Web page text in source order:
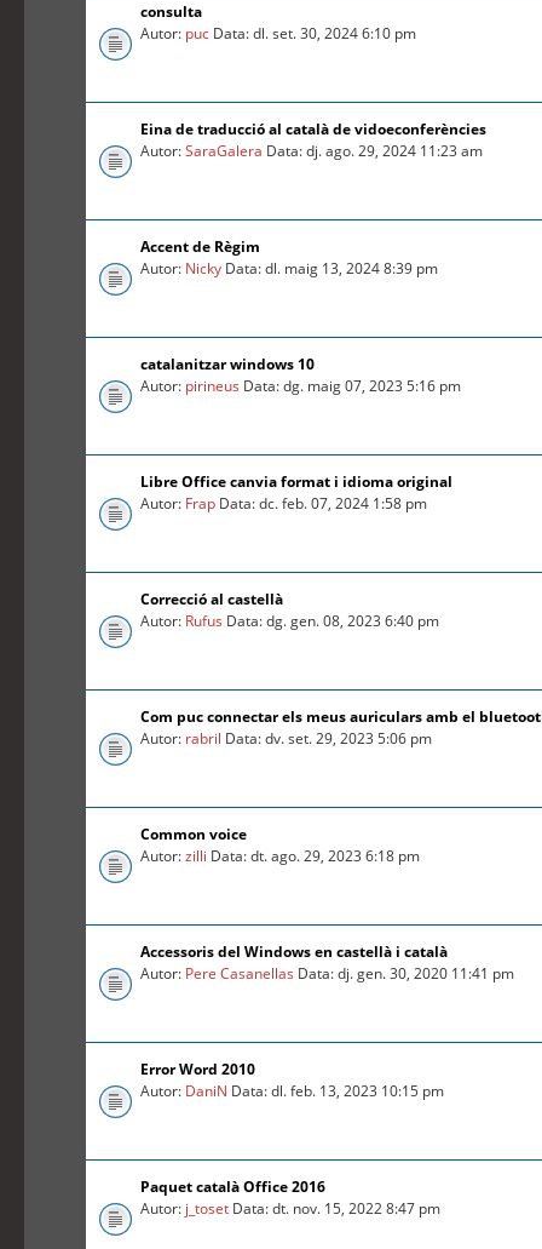
consulta
Autor: puc Data: dl. set. 30, 2024 6:10 pm
Eina de traducció al català de vidoeconferències
Autor:SaraGalera Data: dj. ago. 29, 2024 11:23 am
Accent de Règim
Autor: Nicky Data: dl. maig 13, 2024 8:39 pm
catalanitzar windows 10
Autor: pirineus Data: dg. maig 07, 2023 5:16 pm
Libre Office canvia format i idioma original
Autor: Frap Data: dc. feb. 07, 2024 1:58 pm
Correcció al castellà
Autor: Rufus Data: dg. gen. 08, 2023 6:40 pm
Com puc connectar els meus auriculars amb el
Autor: rabril Data: dv. set. 29, 2023 5:06 pm
Common voice
Autor:zilli Data: dt. ago. 29, 2023 6:18 pm
Accessoris del Windows en castellà i català
Autor: Pere Casanellas Data: dj. gen. 30, 2020 11:41 pm
Error Word 2010
Autor: DaniN Data: dl. feb. 13, 2023 10:15 pm
Paquet català Office 2016
Autor: j_toset Data: dt. nov. 15, 2022 8:47 pm